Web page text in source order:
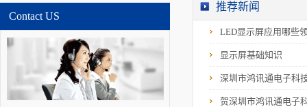
明成本继续下降、更
为未来几年LED照明
市场规模年增速将超
过50%;2、目前中国已
经成为LED显示屏最
大生产国,LED显示屏
产业链完整,而随着户
内外广告数字化和体
Contact US
推荐新闻
LED显示屏应用哪些
显示屏基础知识
深圳市鸿讯通电子科
贺深圳市鸿讯通电子